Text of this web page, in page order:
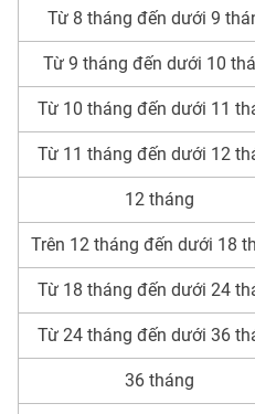
Từ 8 tháng đến dưới 9
Từ 9 tháng đến dưới 10
Từ 10 tháng đến dưới 11
Từ 11 tháng đến dưới 12
12 tháng
Trên 12 tháng đến dưới 18
Từ 18 tháng đến dưới 24
Từ 24 tháng đến dưới 36
36 tháng